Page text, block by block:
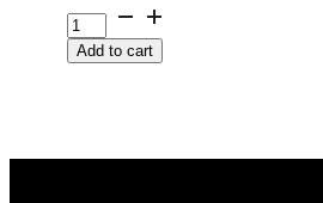
215/45
R
17Add to cart